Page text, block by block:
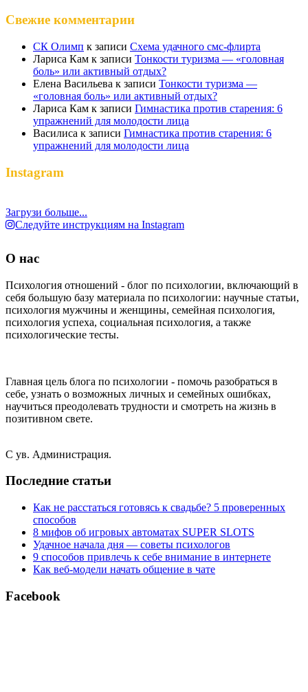
Свежие комментарии
СК Олимп к записи Схема удачного смс-флирта
Лариса Кам к записи Тонкости туризма — «головная
боль» или активный отдых?
Елена Васильева к записи Тонкости туризма —
«головная боль» или активный отдых?
Лариса Кам к записи Гимнастика против старения: 6
упражнений для молодости лица
Василиса к записи Гимнастика против старения: 6
упражнений для молодости лица
Instagram
Загрузи больше...
Следуйте инструкциям на Instagram
О нас
Психология отношений - блог по психологии, включающий в
себя большую базу материала по психологии: научные статьи,
психология мужчины и женщины, семейная психология,
психология успеха, социальная психология, а также
психологические тесты.
Главная цель блога по психологии - помочь разобраться в
себе, узнать о возможных личных и семейных ошибках,
научиться преодолевать трудности и смотреть на жизнь в
позитивном свете.
С ув. Администрация.
Последние статьи
Как не расстаться готовясь к свадьбе? 5 проверенных
способов
8 мифов об игровых автоматах SUPER SLOTS
Удачное начала дня — советы психологов
9 способов привлечь к себе внимание в интернете
Как веб-модели начать общение в чате
Facebook